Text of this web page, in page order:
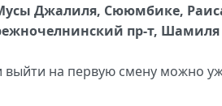
Джалиля, Сююмбике,
пр-т,
на первую смену можно